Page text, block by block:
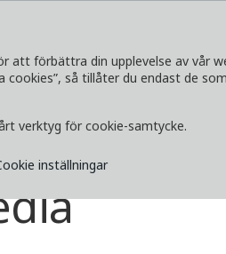
att förbättra din upplevelse av
så tillåter du endast de
verktyg för cookie-samtycke.
inställningar